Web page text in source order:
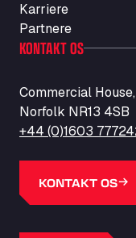
Karriere
Partnere
KONTAKT OS
Commercial
Norfolk NR13 4SB
+44 (0)1603
KONTAKT OS